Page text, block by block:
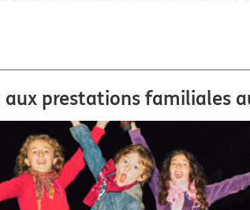
prestations familiales